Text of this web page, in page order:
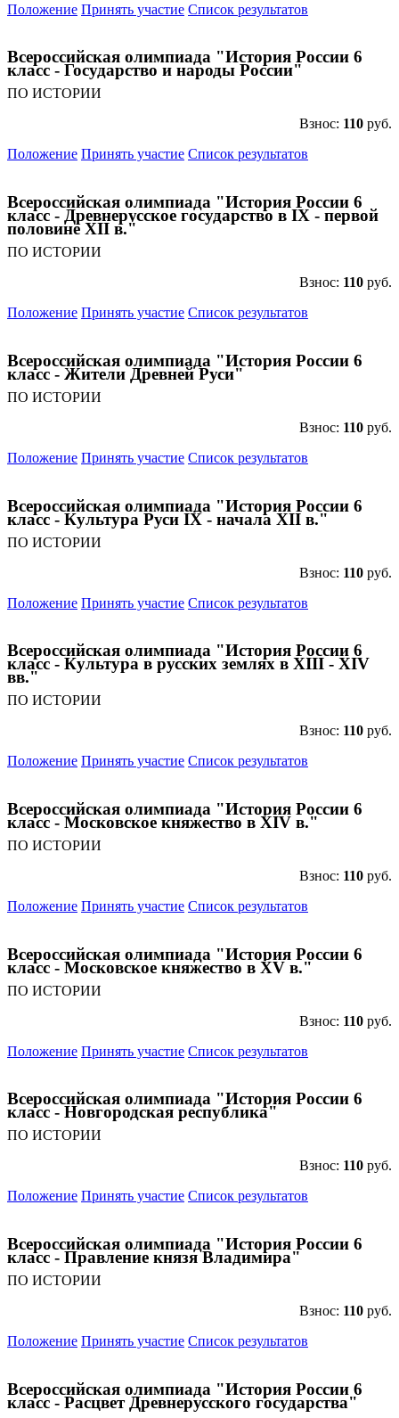
Положение Принять участие Список результатов
Всероссийская олимпиада "История России 6
класс - Государство и народы России"
ПО ИСТОРИИ
Взнос: 110 руб.
Положение Принять участие Список результатов
Всероссийская олимпиада "История России 6
класс - Древнерусское государство в IX - первой
половине XII в."
ПО ИСТОРИИ
Взнос: 110 руб.
Положение Принять участие Список результатов
Всероссийская олимпиада "История России 6
класс - Жители Древней Руси"
ПО ИСТОРИИ
Взнос: 110 руб.
Положение Принять участие Список результатов
Всероссийская олимпиада "История России 6
класс - Культура Руси IX - начала XII в."
ПО ИСТОРИИ
Взнос: 110 руб.
Положение Принять участие Список результатов
Всероссийская олимпиада "История России 6
класс - Культура в русских землях в XIII - XIV
вв."
ПО ИСТОРИИ
Взнос: 110 руб.
Положение Принять участие Список результатов
Всероссийская олимпиада "История России 6
класс - Московское княжество в XIV в."
ПО ИСТОРИИ
Взнос: 110 руб.
Положение Принять участие Список результатов
Всероссийская олимпиада "История России 6
класс - Московское княжество в XV в."
ПО ИСТОРИИ
Взнос: 110 руб.
Положение Принять участие Список результатов
Всероссийская олимпиада "История России 6
класс - Новгородская республика"
ПО ИСТОРИИ
Взнос: 110 руб.
Положение Принять участие Список результатов
Всероссийская олимпиада "История России 6
класс - Правление князя Владимира"
ПО ИСТОРИИ
Взнос: 110 руб.
Положение Принять участие Список результатов
Всероссийская олимпиада "История России 6
класс - Расцвет Древнерусского государства"